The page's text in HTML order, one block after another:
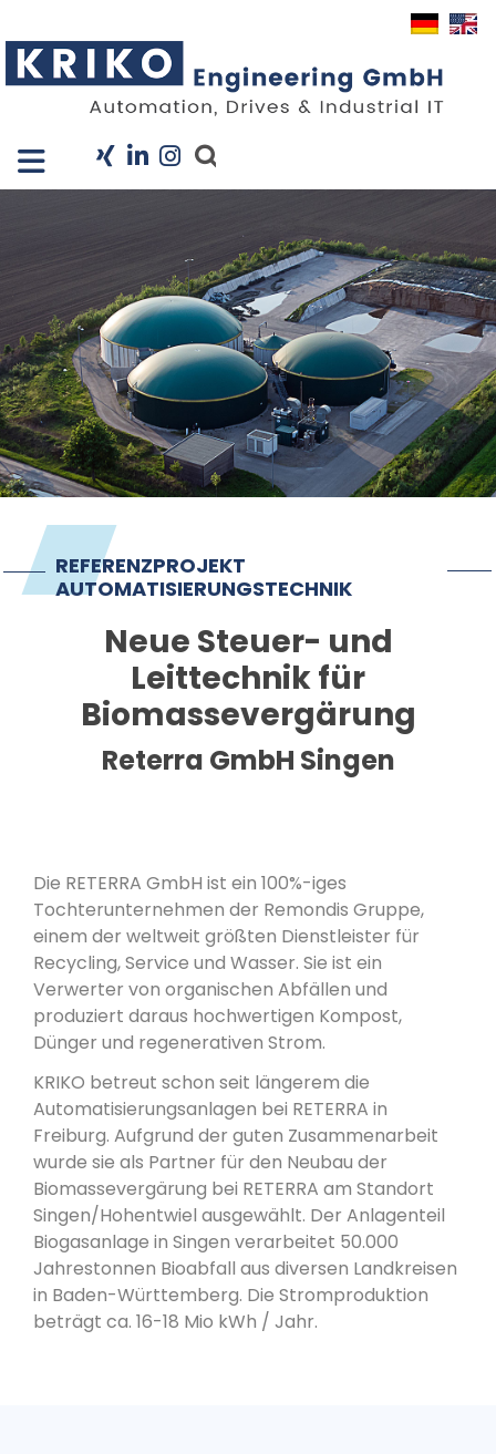
Unternehmen
Projekte
Karriere
News
Kontakt
Impressum
REFERENZPROJEKT
AUTOMATISIERUNGSTECHNIK
Neue Steuer- und
Leittechnik für
Biomassevergärung
Reterra GmbH Singen
Die RETERRA GmbH ist ein 100%-iges
Tochterunternehmen der Remondis Gruppe,
einem der weltweit größten Dienstleister für
Recycling, Service und Wasser. Sie ist ein
Verwerter von organischen Abfällen und
produziert daraus hochwertigen Kompost,
Dünger und regenerativen Strom.
KRIKO betreut schon seit längerem die
Automatisierungsanlagen bei RETERRA in
Freiburg. Aufgrund der guten Zusammenarbeit
wurde sie als Partner für den Neubau der
Biomassevergärung bei RETERRA am Standort
Singen/Hohentwiel ausgewählt. Der Anlagenteil
Biogasanlage in Singen verarbeitet 50.000
Jahrestonnen Bioabfall aus diversen Landkreisen
in Baden-Württemberg. Die Stromproduktion
beträgt ca. 16-18 Mio kWh / Jahr.